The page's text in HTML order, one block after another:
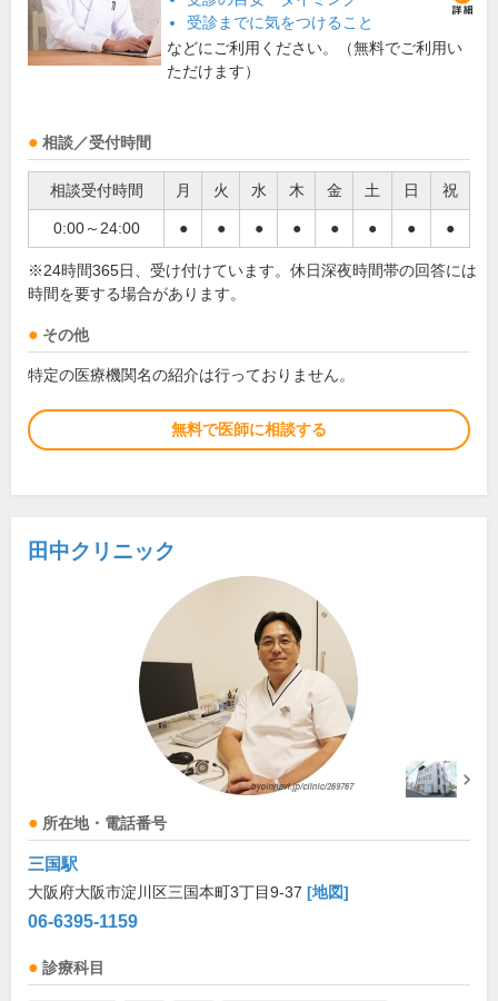
受診までに気をつけること
などにご利用ください。（無料でご利用い
ただけます）
相談／受付時間
相談受付時間 月 火 水 木 金 土 日 祝
0:00～24:00 ● ● ● ● ● ● ● ●
※24時間365日、受け付けています。休日深夜時間帯の回答には
時間を要する場合があります。
その他
特定の医療機関名の紹介は行っておりません。
無料で医師に相談する
田中クリニック
所在地・電話番号
三国駅
大阪府大阪市淀川区三国本町3丁目9-37 [地図]
06-6395-1159
診療科目